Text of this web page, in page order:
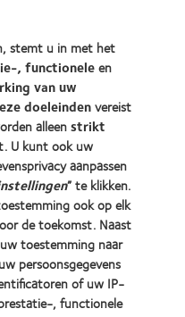
stemt u in met het
, functioneleen
van uw
doeleindenvereist
alleenstrikt
U kunt ook uw
aanpassen
” te klikken.
ook op elk
de toekomst. Naast
toestemming naar
persoonsgegevens
of uw IP-
, functionele